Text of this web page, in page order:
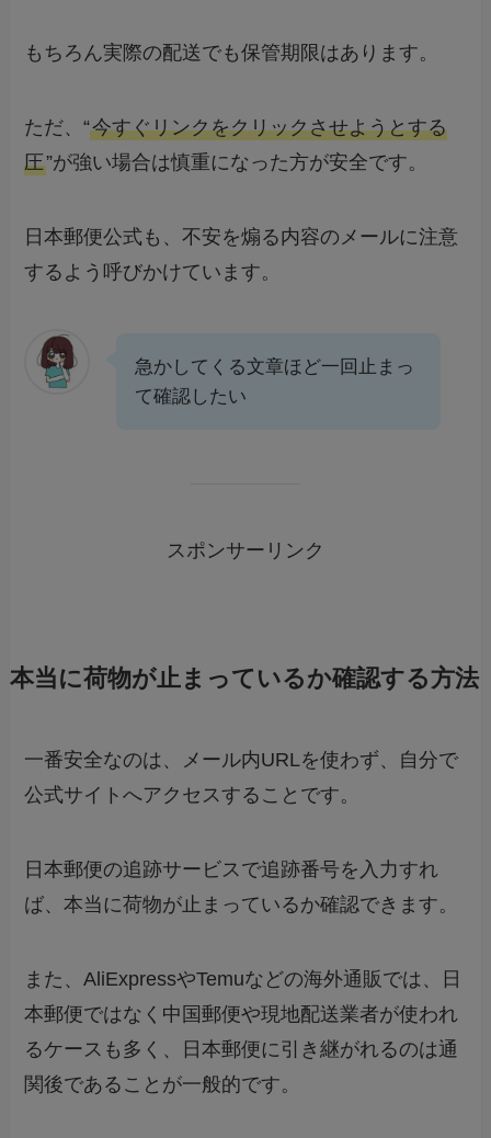
もちろん実際の配送でも保管期限はあります。
ただ、“今すぐリンクをクリックさせようとする
圧”が強い場合は慎重になった方が安全です。
日本郵便公式も、不安を煽る内容のメールに注意
するよう呼びかけています。
急かしてくる文章ほど一回止まっ
て確認したい
スポンサーリンク
本当に荷物が止まっているか確認する方法
一番安全なのは、メール内URLを使わず、自分で
公式サイトへアクセスすることです。
日本郵便の追跡サービスで追跡番号を入力すれ
ば、本当に荷物が止まっているか確認できます。
また、AliExpressやTemuなどの海外通販では、日
本郵便ではなく中国郵便や現地配送業者が使われ
るケースも多く、日本郵便に引き継がれるのは通
関後であることが一般的です。